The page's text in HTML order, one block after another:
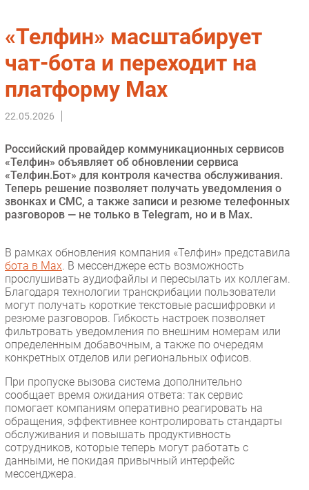
Импорто­замещение
Автоматизация Промышленности
Интернет
Мобильная связь
Фиксированная связь
Интеграция
Рынок ПК
Маркетинг
Торговые сети
Оборудование
Outsourcing
Кадры
Регулирование
Финансы
Web
Безопасность
CIO/Управление ИТ
Гаджеты
Здоровье
РАЗДЕЛЫ
«Телфин» масштабирует
чат-бота и переходит на
платформу Max
22.05.2026
Российский провайдер коммуникационных сервисов
«Телфин» объявляет об обновлении сервиса
«Телфин.Бот» для контроля качества обслуживания.
Теперь решение позволяет получать уведомления о
звонках и СМС, а также записи и резюме телефонных
разговоров — не только в Telegram, но и в Max.
В рамках обновления компания «Телфин» представила
бота в Max. В мессенджере есть возможность
прослушивать аудиофайлы и пересылать их коллегам.
Благодаря технологии транскрибации пользователи
могут получать короткие текстовые расшифровки и
резюме разговоров. Гибкость настроек позволяет
фильтровать уведомления по внешним номерам или
определенным добавочным, а также по очередям
конкретных отделов или региональных офисов.
При пропуске вызова система дополнительно
сообщает время ожидания ответа: так сервис
помогает компаниям оперативно реагировать на
обращения, эффективнее контролировать стандарты
обслуживания и повышать продуктивность
сотрудников, которые теперь могут работать с
данными, не покидая привычный интерфейс
мессенджера.